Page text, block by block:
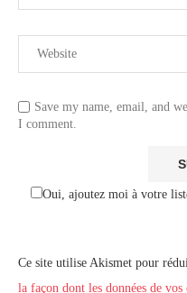
Save my name, email, and
I comment.
Oui, ajoutez moi à votre
Ce site utilise Akismet pour
la façon dont les données de